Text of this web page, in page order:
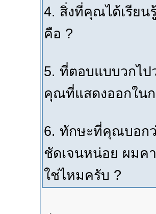
4. สิ่งที่คุณได้เรียน
คือ ?
5. ที่ตอบแบบวกไป
คุณที่แสดงออกใน
6. ทักษะที่คุณบอก
ชัดเจนหน่อย ผมค
ใช่ไหมครับ ?